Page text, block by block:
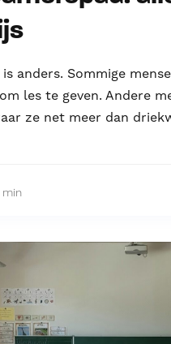
anders. Sommige
les te geven. Andere
ze net meer dan
min